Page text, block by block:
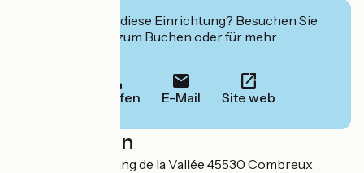
Interessiert Sie diese Einrichtung? Besuchen Sie
deren Website zum Buchen oder für mehr
Anrufen E-Mail Site web
Localisation
180 route de la Etang de la Vallée 45530 Combreux